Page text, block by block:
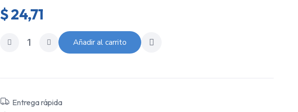
$ 24,71
Añadir al carrito
Entrega rápida